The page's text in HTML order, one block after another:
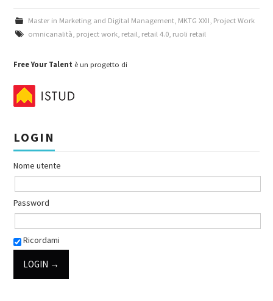
Master in Marketing and Digital Management, MKTG XXII Project Work
omnicanalità project work, retail retail 4.0, ruoli retail
Free Your Talent è un progetto di
LOGIN
Nome utente
Password
Ricordami